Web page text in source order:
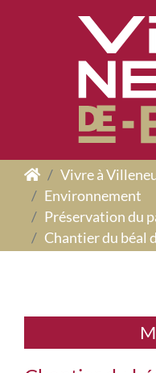
Vivre à
Environnement
Préservation du
Chantier du béal